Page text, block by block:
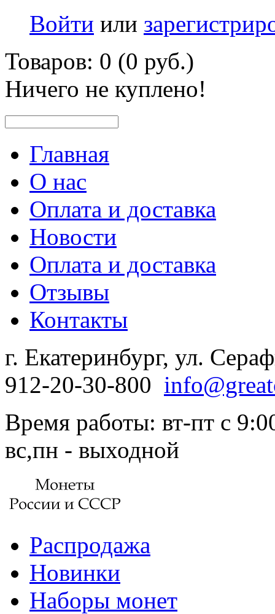
Войти или
Товаров: 0 (0 руб.)
Ничего не куплено!
Главная
О нас
Оплата и доставка
Новости
Оплата и доставка
Отзывы
Контакты
г. Екатеринбург, ул.
912-20-30-800
Время работы: вт-пт с
вс,пн - выходной
Распродажа
Новинки
Наборы монет